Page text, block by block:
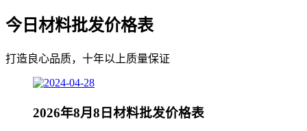
今日材料批发价格表
打造良心品质，十年以上质量保证
2026年8月8日材料批发价格表